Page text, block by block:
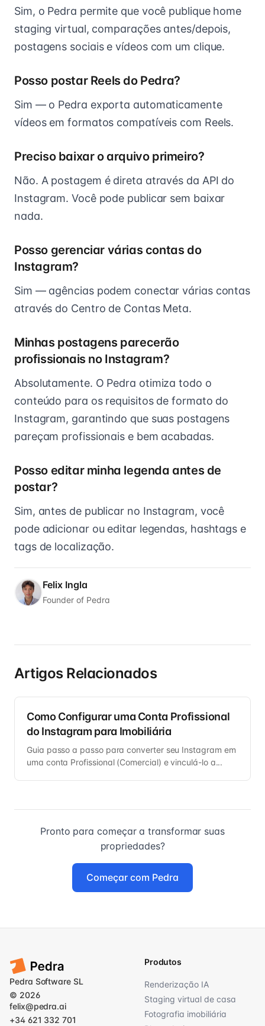
Sim, o Pedra permite que você publique home
staging virtual, comparações antes/depois,
postagens sociais e vídeos com um clique.
Posso postar Reels do Pedra?
Sim — o Pedra exporta automaticamente
vídeos em formatos compatíveis com Reels.
Preciso baixar o arquivo primeiro?
Não. A postagem é direta através da API do
Instagram. Você pode publicar sem baixar
nada.
Posso gerenciar várias contas do
Instagram?
Sim — agências podem conectar várias contas
através do Centro de Contas Meta.
Minhas postagens parecerão
profissionais no Instagram?
Absolutamente. O Pedra otimiza todo o
conteúdo para os requisitos de formato do
Instagram, garantindo que suas postagens
pareçam profissionais e bem acabadas.
Posso editar minha legenda antes de
postar?
Sim, antes de publicar no Instagram, você
pode adicionar ou editar legendas, hashtags e
tags de localização.
Felix Ingla
Founder of Pedra
Artigos Relacionados
Como Configurar uma Conta Profissional
do Instagram para Imobiliária
Guia passo a passo para converter seu Instagram em
uma conta Profissional (Comercial) e vinculá-lo a...
Pronto para começar a transformar suas
propriedades?
Começar com Pedra
Produtos
Renderização IA
Staging virtual de casa
Fotografia imobiliária
Pedra Software SL
© 2026
felix@pedra.ai
+34 621 332 701